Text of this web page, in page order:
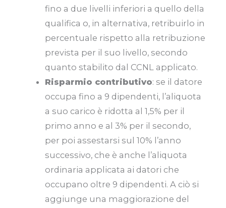
fino a due livelli inferiori a quello della
qualifica o, in alternativa, retribuirlo in
percentuale rispetto alla retribuzione
prevista per il suo livello, secondo
quanto stabilito dal CCNL applicato.
Risparmio contributivo: se il datore
occupa fino a 9 dipendenti, l’aliquota
a suo carico è ridotta al 1,5% per il
primo anno e al 3% per il secondo,
per poi assestarsi sul 10% l’anno
successivo, che è anche l’aliquota
ordinaria applicata ai datori che
occupano oltre 9 dipendenti. A ciò si
aggiunge una maggiorazione del